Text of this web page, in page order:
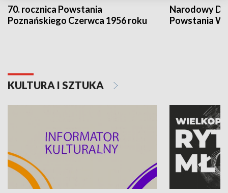
70. rocznica Powstania
Poznańskiego Czerwca 1956 roku
Narodowy
Powstania
KULTURA I SZTUKA